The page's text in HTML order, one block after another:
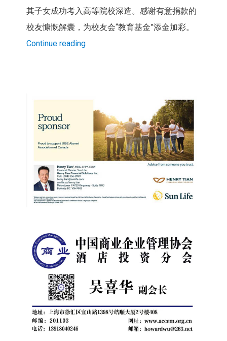
其子女成功考入高等院校深造。感谢有意捐款的
校友慷慨解囊，为校友会“教育基金”添金加彩。
Continue reading